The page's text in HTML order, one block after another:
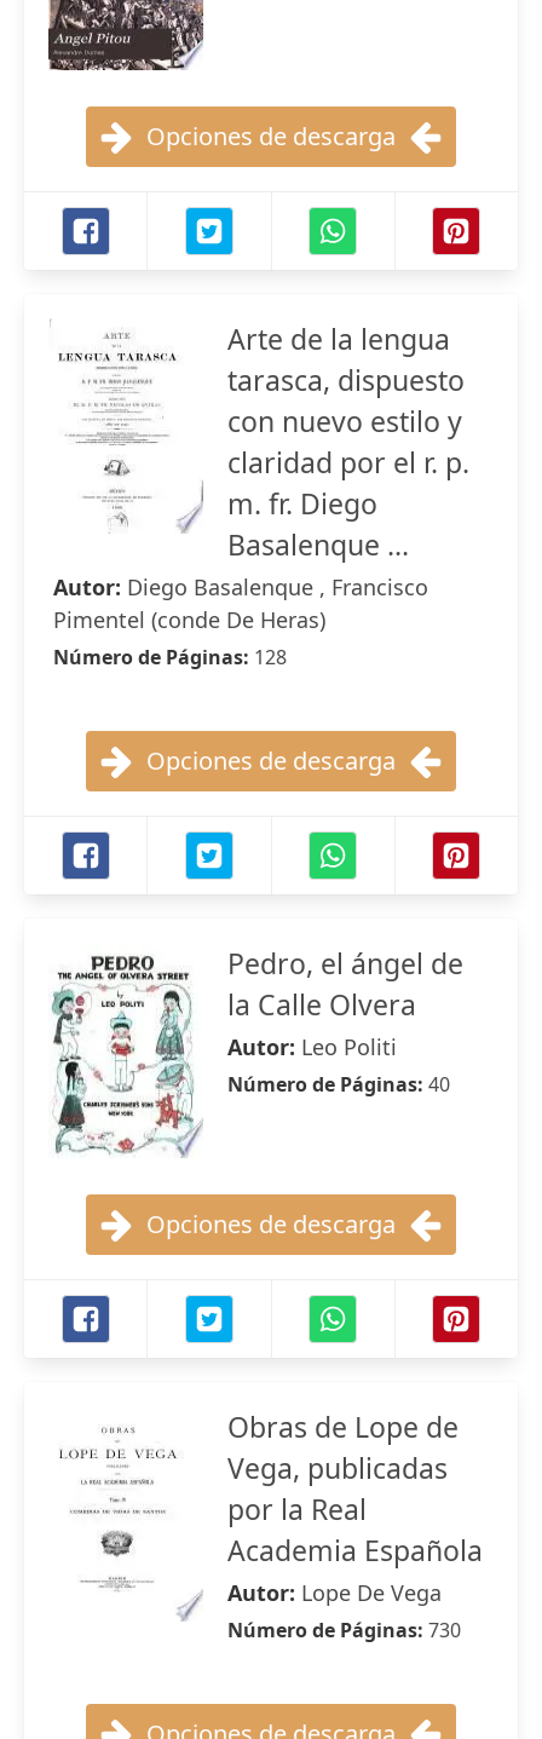
Opciones de descarga
Arte de la lengua
tarasca, dispuesto
con nuevo estilo y
claridad por el r. p.
m. fr. Diego
Basalenque ...
Autor: Diego Basalenque , Francisco
Pimentel (conde De Heras)
Número de Páginas: 128
Opciones de descarga
Pedro, el ángel de
la Calle Olvera
Autor: Leo Politi
Número de Páginas: 40
Opciones de descarga
Obras de Lope de
Vega, publicadas
por la Real
Academia Española
Autor: Lope De Vega
Número de Páginas: 730